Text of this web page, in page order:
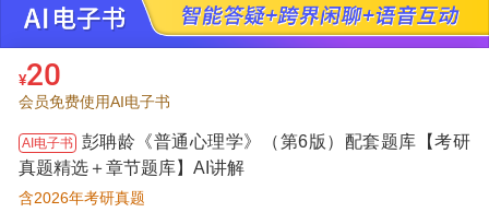
¥20
会员免费使用AI电子书
AI电子书 彭聃龄《普通心理学》（第6版）配套题库【考研
真题精选＋章节题库】AI讲解
含2026年考研真题